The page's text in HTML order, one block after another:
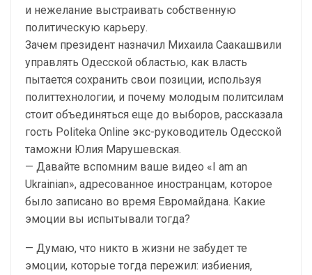
и нежелание выстраивать собственную
политическую карьеру.
Зачем президент назначил Михаила Саакашвили
управлять Одесской областью, как власть
пытается сохранить свои позиции, используя
политтехнологии, и почему молодым политсилам
стоит объединяться еще до выборов, рассказала
гость Politeka Online экс-руководитель Одесской
таможни Юлия Марушевская.
— Давайте вспомним ваше видео «I am an
Ukrainian», адресованное иностранцам, которое
было записано во время Евромайдана. Какие
эмоции вы испытывали тогда?
— Думаю, что никто в жизни не забудет те
эмоции, которые тогда пережил: избиения,